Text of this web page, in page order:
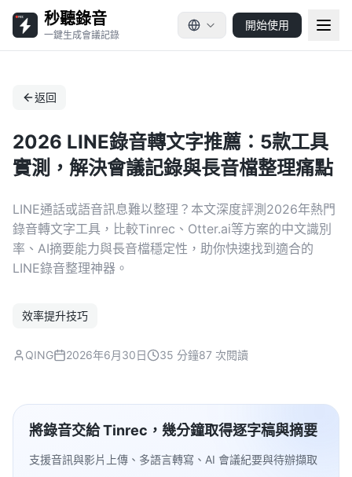
秒聽錄音
一鍵生成會議記錄
開始使用
返回
2026 LINE錄音轉文字推薦：5款工具
實測，解決會議記錄與長音檔整理痛點
LINE通話或語音訊息難以整理？本文深度評測2026年熱門
錄音轉文字工具，比較Tinrec、Otter.ai等方案的中文識別
率、AI摘要能力與長音檔穩定性，助你快速找到適合的
LINE錄音整理神器。
效率提升技巧
QING 2026年6月30日 35 分鐘87 次閱讀
將錄音交給 Tinrec，幾分鐘取得逐字稿與摘要
支援音訊與影片上傳、多語言轉寫、AI 會議紀要與待辦擷取